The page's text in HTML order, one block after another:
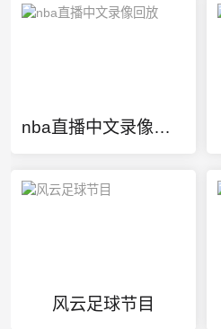
nba直播中文录像回放
风云足球节目